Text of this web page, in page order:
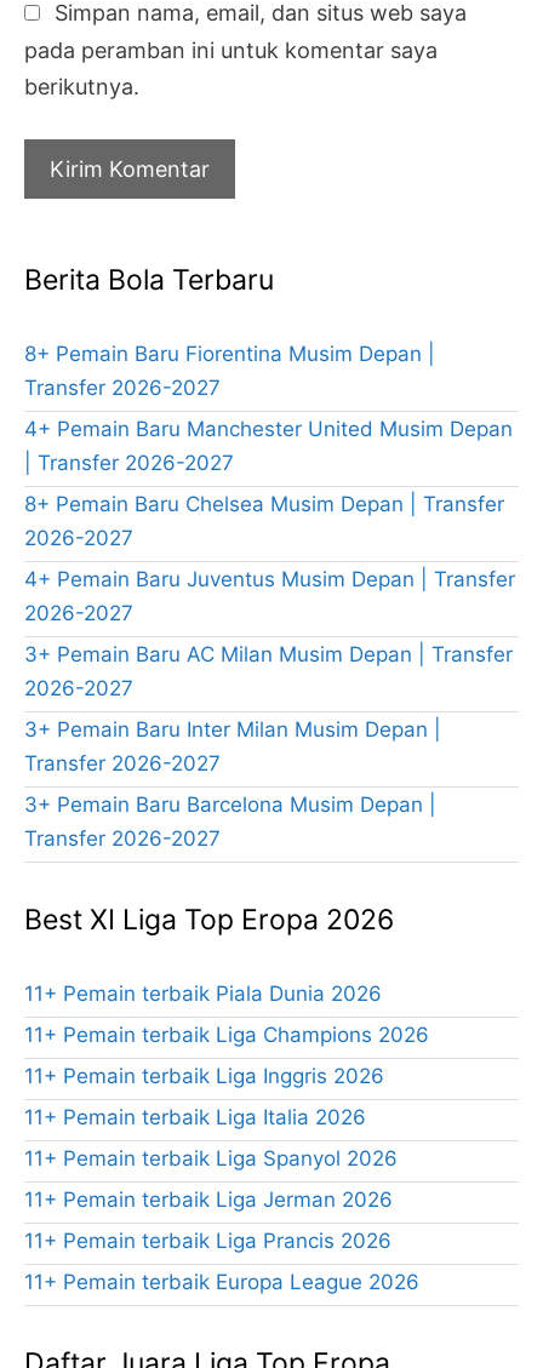
Simpan nama, email, dan situs web saya
pada peramban ini untuk komentar saya
berikutnya.
Berita Bola Terbaru
8+ Pemain Baru Fiorentina Musim Depan |
Transfer 2026-2027
4+ Pemain Baru Manchester United Musim Depan
| Transfer 2026-2027
8+ Pemain Baru Chelsea Musim Depan | Transfer
2026-2027
4+ Pemain Baru Juventus Musim Depan | Transfer
2026-2027
3+ Pemain Baru AC Milan Musim Depan | Transfer
2026-2027
3+ Pemain Baru Inter Milan Musim Depan |
Transfer 2026-2027
3+ Pemain Baru Barcelona Musim Depan |
Transfer 2026-2027
Best XI Liga Top Eropa 2026
11+ Pemain terbaik Piala Dunia 2026
11+ Pemain terbaik Liga Champions 2026
11+ Pemain terbaik Liga Inggris 2026
11+ Pemain terbaik Liga Italia 2026
11+ Pemain terbaik Liga Spanyol 2026
11+ Pemain terbaik Liga Jerman 2026
11+ Pemain terbaik Liga Prancis 2026
11+ Pemain terbaik Europa League 2026